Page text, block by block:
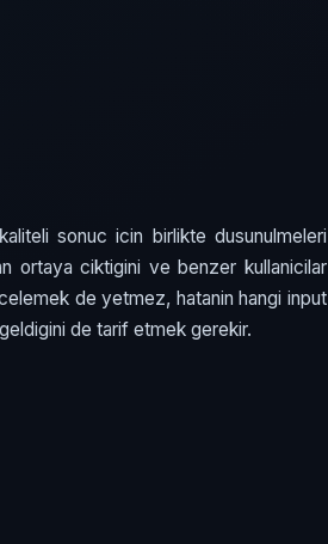
sonuc icin birlikte dusunulmeleri
ortaya ciktigini ve benzer kullanicilar
de yetmez, hatanin hangi input
de tarif etmek gerekir.